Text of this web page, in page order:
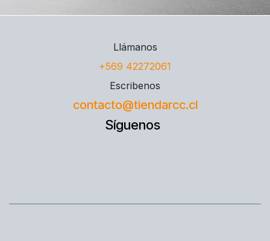
Llámanos
+569 42272061
Escribenos
contacto@tiendarcc.cl
Síguenos